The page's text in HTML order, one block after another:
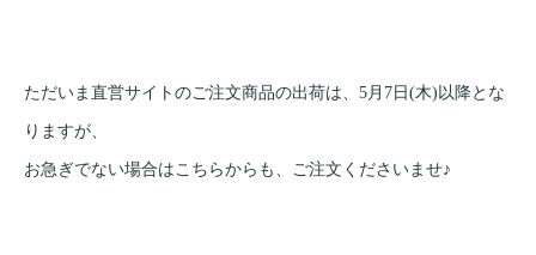
ただいま直営サイトのご注文商品の出荷は、5月7日(木)以降とな
りますが、
お急ぎでない場合はこちらからも、ご注文くださいませ♪